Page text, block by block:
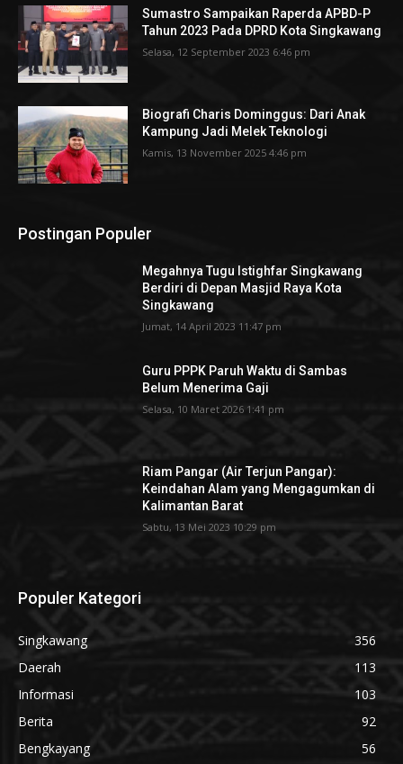
Sumastro Sampaikan Raperda APBD-P
Tahun 2023 Pada DPRD Kota Singkawang
Selasa, 12 September 2023 6:46 pm
Biografi Charis Dominggus: Dari Anak
Kampung Jadi Melek Teknologi
Kamis, 13 November 2025 4:46 pm
Postingan Populer
Megahnya Tugu Istighfar Singkawang
Berdiri di Depan Masjid Raya Kota
Singkawang
Jumat, 14 April 2023 11:47 pm
Guru PPPK Paruh Waktu di Sambas
Belum Menerima Gaji
Selasa, 10 Maret 2026 1:41 pm
Riam Pangar (Air Terjun Pangar):
Keindahan Alam yang Mengagumkan di
Kalimantan Barat
Sabtu, 13 Mei 2023 10:29 pm
Populer Kategori
Singkawang
356
Daerah
113
Informasi
103
Berita
92
Bengkayang
56